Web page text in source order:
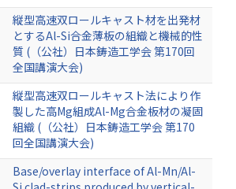
縦型高速双ロールキャスト材を出発材
とするAl-Si合金薄板の組織と機械的性
質 (（公社）日本鋳造工学会 第170回
全国講演大会)
縦型高速双ロールキャスト法により作
製した高Mg組成Al-Mg合金板材の凝固
組織 (（公社）日本鋳造工学会 第170
回全国講演大会)
Base/overlay interface of Al-Mn/Al-